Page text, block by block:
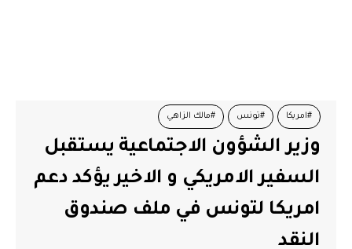
#امريكا #تونس #مالك الزاهي
وزير الشؤون الاجتماعية يستقبل
السفير الامريكي و الاخير يؤكد دعم
امريكا لتونس في ملف صندوق
النقد